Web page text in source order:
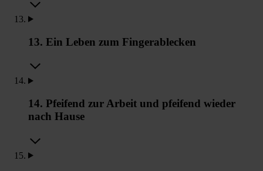
13. Ein Leben zum Fingerablecken
14. Pfeifend zur Arbeit und pfeifend wieder
nach Hause